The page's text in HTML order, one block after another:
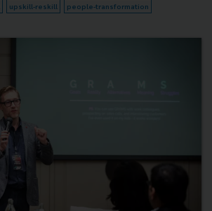
upskill-reskill people-transformation